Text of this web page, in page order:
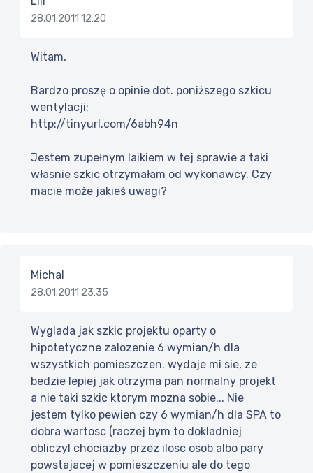
28.01.2011 12:20
Witam,
Bardzo proszę o opinie dot. poniższego szkicu
wentylacji:
http://tinyurl.com/6abh94n
Jestem zupełnym laikiem w tej sprawie a taki
własnie szkic otrzymałam od wykonawcy. Czy
macie może jakieś uwagi?
Michal
28.01.2011 23:35
Wyglada jak szkic projektu oparty o
hipotetyczne zalozenie 6 wymian/h dla
wszystkich pomieszczen. wydaje mi sie, ze
bedzie lepiej jak otrzyma pan normalny projekt
a nie taki szkic ktorym mozna sobie... Nie
jestem tylko pewien czy 6 wymian/h dla SPA to
dobra wartosc (raczej bym to dokladniej
obliczyl chociazby przez ilosc osob albo pary
powstajacej w pomieszczeniu ale do tego